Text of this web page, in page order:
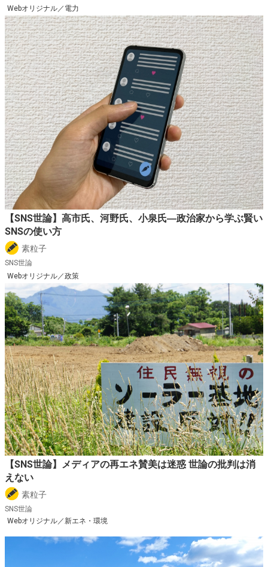
Webオリジナル／電力
【SNS世論】高市氏、河野氏、小泉氏―政治家から学ぶ賢い
SNSの使い方
素粒子
SNS世論
Webオリジナル／政策
【SNS世論】メディアの再エネ賛美は迷惑 世論の批判は消
えない
素粒子
SNS世論
Webオリジナル／新エネ・環境